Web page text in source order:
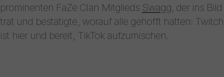
prominenten FaZe Clan Mitglieds Swagg , der ins Bild
trat und bestätigte, worauf alle gehofft hatten: Twitch
ist hier und bereit, TikTok aufzumischen.